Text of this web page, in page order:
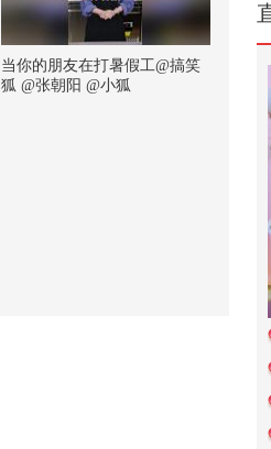
当你的朋友在打暑假工@搞笑
狐 @张朝阳 @小狐